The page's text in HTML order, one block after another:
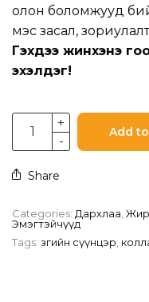
олон боломжууд
мэс засал,
Гэхдээ жинхэнэ
эхэлдэг!
Add
Share
Categories: Дархлаа
Эмэгтэйчүүд
Tags: зөгийн сүүнцэр